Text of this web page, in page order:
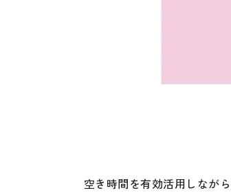
空き時間を有効活用しなが